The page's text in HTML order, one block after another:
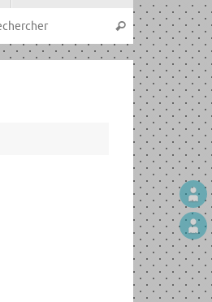
Recherche
Rechercher